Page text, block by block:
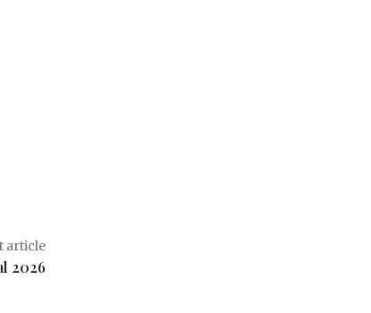
article
2026